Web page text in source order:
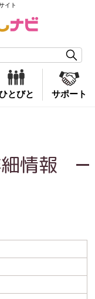
イト
とびと サポート
情報